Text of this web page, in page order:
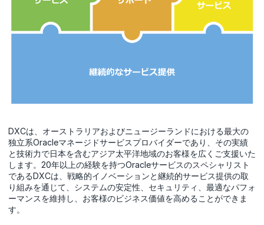
DXCは、オーストラリアおよびニュージーランドにおける最大の
独立系Oracleマネージドサービスプロバイダーであり、その実績
と技術力で日本を含むアジア太平洋地域のお客様を広くご支援いた
します。20年以上の経験を持つOracleサービスのスペシャリスト
であるDXCは、戦略的イノベーションと継続的サービス提供の取
り組みを通じて、システムの安定性、セキュリティ、最適なパフォ
ーマンスを維持し、お客様のビジネス価値を高めることができま
す。